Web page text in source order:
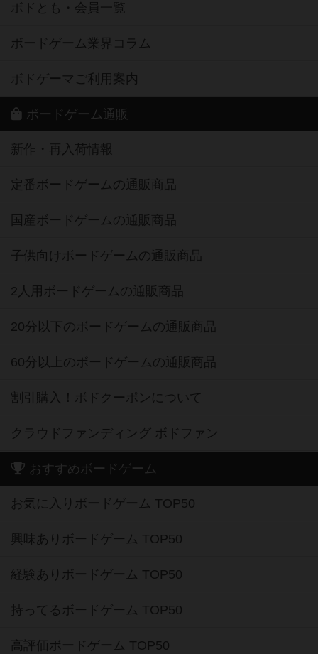
ボドとも・会員一覧
ボードゲーム業界コラム
ボドゲーマご利用案内
ボードゲーム通販
新作・再入荷情報
定番ボードゲームの通販商品
国産ボードゲームの通販商品
子供向けボードゲームの通販商品
2人用ボードゲームの通販商品
20分以下のボードゲームの通販商品
60分以上のボードゲームの通販商品
割引購入！ボドクーポンについて
クラウドファンディング ボドファン
おすすめボードゲーム
お気に入りボードゲーム TOP50
興味ありボードゲーム TOP50
経験ありボードゲーム TOP50
持ってるボードゲーム TOP50
高評価ボードゲーム TOP50